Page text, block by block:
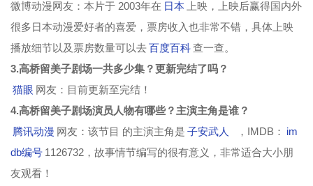
微博动漫网友：本片于 2003年在 日本
上映，上映后赢得国内外
很多日本动漫爱好者的喜爱，票房收入也非常不错，具体上映
播放细节以及票房数量可以去百度百科查一查。
3.高桥留美子剧场一共多少集？更新完结了吗？
猫眼 网友：目前更新至完结！
4.高桥留美子剧场演员人物有哪些？主演主角是谁？
腾讯动漫 网友：该节目 的主演主角是 子安武人 ，IMDB： im
db编号 1126732，故事情节编写的很有意义，非常适合大小朋
友观看！